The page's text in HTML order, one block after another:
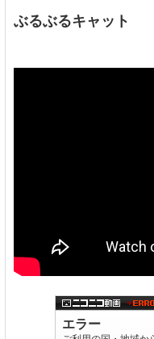
ぶるぶるキャット